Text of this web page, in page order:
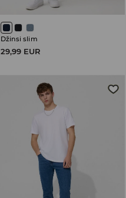
Džinsi slim
29,99 EUR